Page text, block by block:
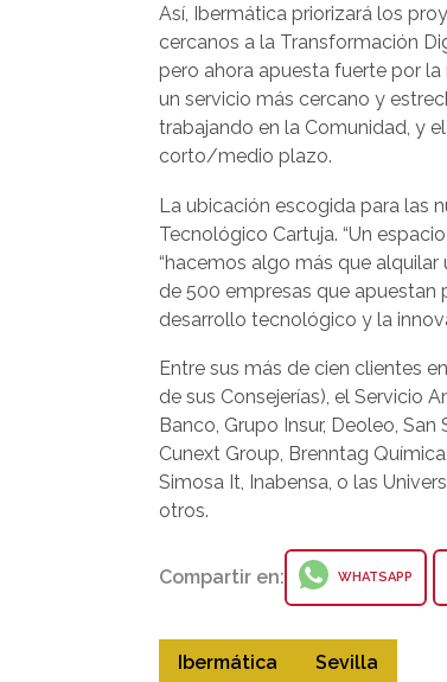
Así, Ibermática priorizará los
cercanos a la Transformación
pero ahora apuesta fuerte por
un servicio más cercano y
trabajando en la Comunidad, y
corto/medio plazo.
La ubicación escogida para las
Tecnológico Cartuja. “Un
“hacemos algo más que
de 500 empresas que
desarrollo tecnológico y la
Entre sus más de cien clientes
de sus Consejerías), el Servicio
Banco, Grupo Insur, Deoleo,
Cunext Group, Brenntag
Simosa It, Inabensa, o las
otros.
Compartir en: WHATSAPP
Ibermática Sevilla